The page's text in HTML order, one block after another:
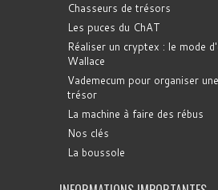
Chasseurs de trésors
Les puces du ChAT
Réaliser un cryptex : le mode
Wallace
Vademecum pour organiser
trésor
La machine à faire des rébus
Nos clés
La boussole